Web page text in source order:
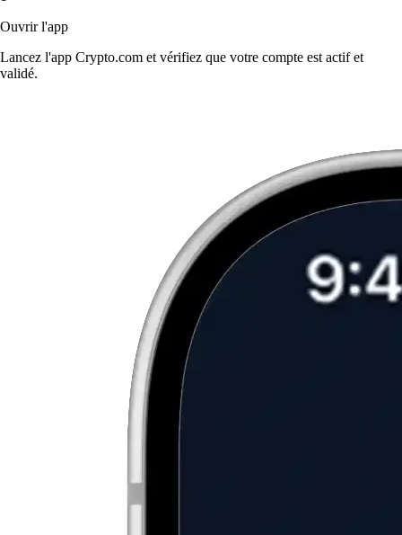
Ouvrir l'app
Lancez l'app Crypto.com et vérifiez que votre compte est actif et
validé.